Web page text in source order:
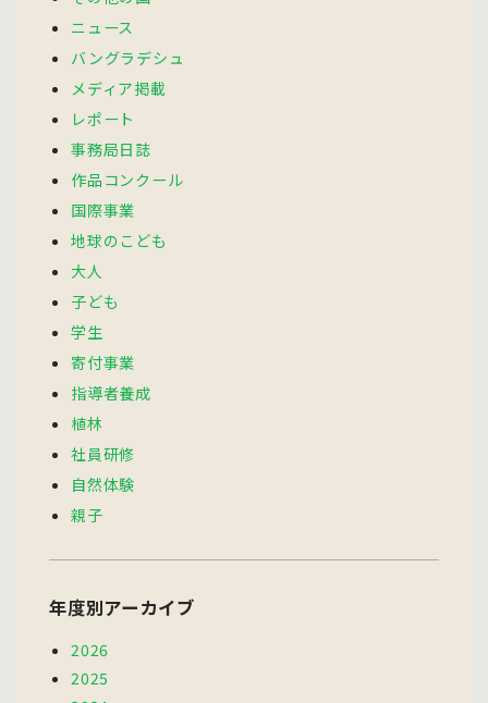
ニュース
バングラデシュ
メディア掲載
レポート
事務局日誌
作品コンクール
国際事業
地球のこども
大人
子ども
学生
寄付事業
指導者養成
植林
社員研修
自然体験
親子
年度別アーカイブ
2026
2025